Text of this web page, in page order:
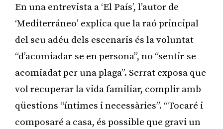
En una entrevista a ‘El País’, l’autor de
‘Mediterráneo’ explica que la raó principal
del seu adéu dels escenaris és la voluntat
“d’acomiadar-se en persona”, no “sentir-se
acomiadat per una plaga”. Serrat exposa que
vol recuperar la vida familiar, complir amb
qüestions “íntimes i necessàries”. “Tocaré i
composaré a casa, és possible que gravi un